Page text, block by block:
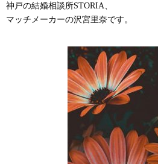
神戸の結婚相談所STORIA、
マッチメーカーの沢宮里奈です。